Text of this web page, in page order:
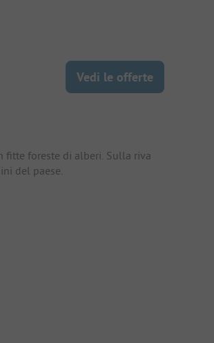
Vedi le offerte
fitte foreste di alberi. Sulla riva
del paese.